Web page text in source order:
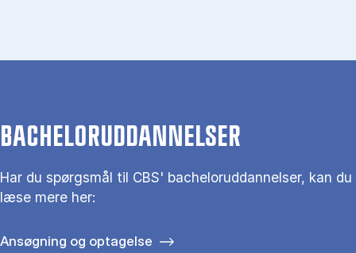
BACHELORUDDANNELSER
Har du spørgsmål til CBS' bacheloruddannelser, kan du
læse mere her:
Ansøgning og optagelse